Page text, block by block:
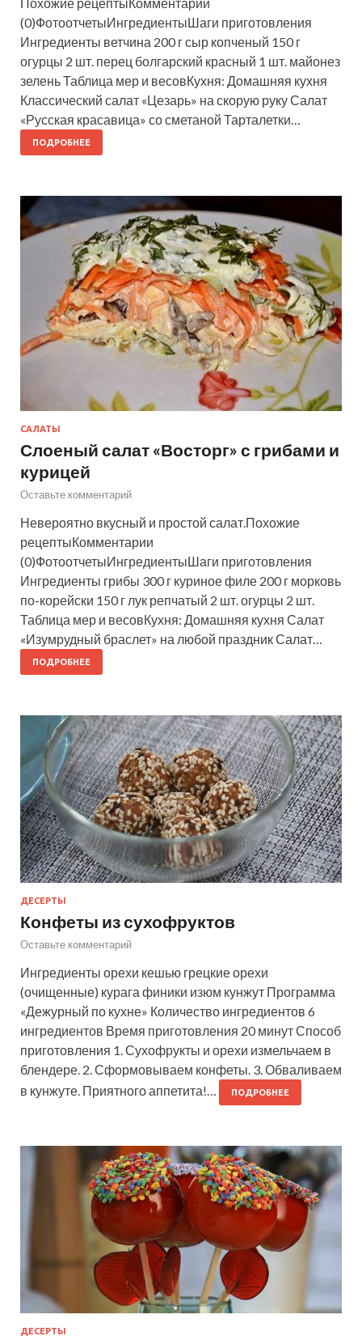
Похожие рецептыКомментарии
(0)ФотоотчетыИнгредиентыШаги приготовления
Ингредиенты ветчина 200 г сыр копченый 150 г
огурцы 2 шт. перец болгарский красный 1 шт. майонез
зелень Таблица мер и весовКухня: Домашняя кухня
Классический салат «Цезарь» на скорую руку Салат
«Русская красавица» со сметаной Тарталетки…
ПОДРОБНЕЕ
САЛАТЫ
Слоеный салат «Восторг» с грибами и
курицей
Оставьте комментарий
Невероятно вкусный и простой салат.Похожие
рецептыКомментарии
(0)ФотоотчетыИнгредиентыШаги приготовления
Ингредиенты грибы 300 г куриное филе 200 г морковь
по-корейски 150 г лук репчатый 2 шт. огурцы 2 шт.
Таблица мер и весовКухня: Домашняя кухня Салат
«Изумрудный браслет» на любой праздник Салат…
ПОДРОБНЕЕ
ДЕСЕРТЫ
Конфеты из сухофруктов
Оставьте комментарий
Ингредиенты орехи кешью грецкие орехи
(очищенные) курага финики изюм кунжут Программа
«Дежурный по кухне» Количество ингредиентов 6
ингредиентов Время приготовления 20 минут Способ
приготовления 1. Сухофрукты и орехи измельчаем в
блендере. 2. Сформовываем конфеты. 3. Обваливаем
в кунжуте. Приятного аппетита!…
ПОДРОБНЕЕ
ДЕСЕРТЫ